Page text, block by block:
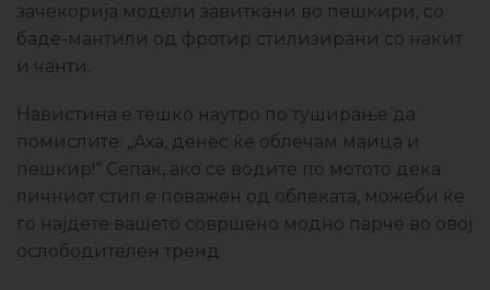
зачекорија модели завиткани во пешкири, со
баде-мантили од фротир стилизирани со накит
и чанти.
Навистина е тешко наутро по туширање да
помислите: „Аха, денес ќе облечам маица и
пешкир!“ Сепак, ако се водите по мотото дека
личниот стил е поважен од облеката, можеби ќе
го најдете вашето совршено модно парче во овој
ослободителен тренд.